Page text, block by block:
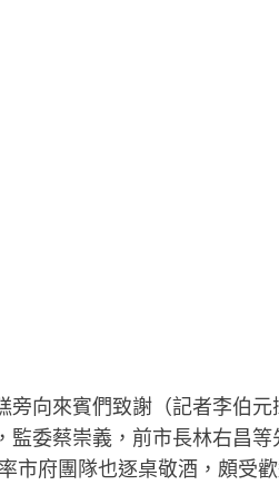
向來賓們致謝（記者李伯元
監委蔡崇義，前市長林右昌
市府團隊也逐桌敬酒，頗受歡